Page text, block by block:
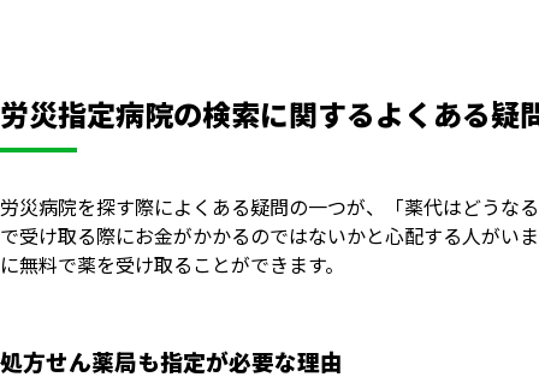
労災指定病院の検索に関するよくある疑
労災病院を探す際によくある疑問の一つが、「薬代はどうな
で受け取る際にお金がかかるのではないかと心配する人がい
に無料で薬を受け取ることができます。
処方せん薬局も指定が必要な理由